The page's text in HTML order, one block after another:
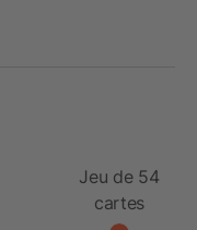
Jeu de 54
cartes